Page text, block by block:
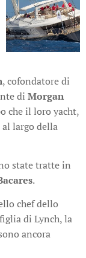
, cofondatore di
di Morgan
che il loro yacht,
largo della
state tratte in
.
chef dello
di Lynch, la
ancora